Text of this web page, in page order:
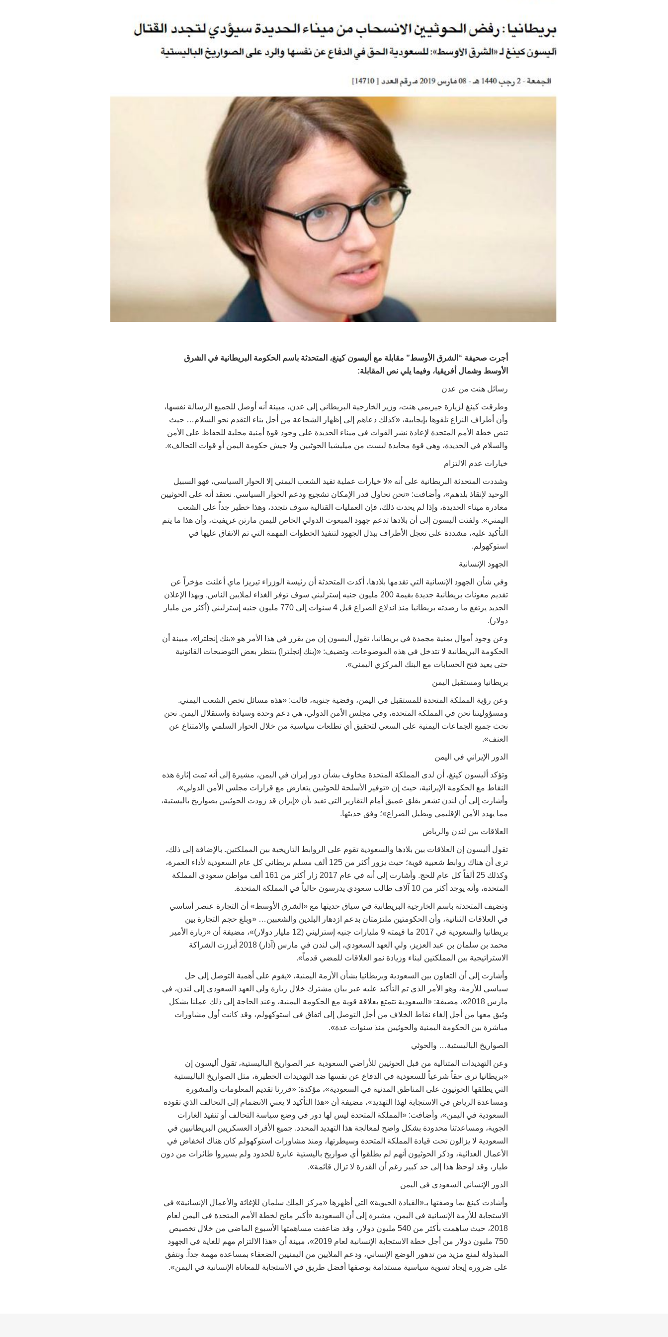
أجرت صحيفة “الشرق الأوسط” مقابلة مع أليسون كينغ، المتحدثة باسم الحكومة البريطانية في الشرق
الأوسط وشمال أفريقيا، وفيما يلي نص المقابلة:
رسائل هنت من عدن
وطرقت كينغ لزيارة جيريمي هنت، وزير الخارجية البريطاني إلى عدن، مبينة أنه أوصل للجميع الرسالة نفسها،
وأن أطراف النزاع تلقوها بإيجابية، «كذلك دعاهم إلى إظهار الشجاعة من أجل بناء التقدم نحو السلام… حيث
تنص خطة الأمم المتحدة لإعادة نشر القوات في ميناء الحديدة على وجود قوة أمنية محلية للحفاظ على الأمن
والسلام في الحديدة، وهي قوة محايدة ليست من ميليشيا الحوثيين ولا جيش حكومة اليمن أو قوات التحالف».
خيارات عدم الالتزام
وشددت المتحدثة البريطانية على أنه «لا خيارات عملية تفيد الشعب اليمني إلا الحوار السياسي، فهو السبيل
الوحيد لإنقاذ بلدهم»، وأضافت: «نحن نحاول قدر الإمكان تشجيع ودعم الحوار السياسي. نعتقد أنه على الحوثيين
مغادرة ميناء الحديدة، وإذا لم يحدث ذلك، فإن العمليات القتالية سوف تتجدد، وهذا خطير جداً على الشعب
اليمني». ولفتت أليسون إلى أن بلادها تدعم جهود المبعوث الدولي الخاص لليمن مارتن غريفيث، وأن هذا ما يتم
التأكيد عليه، مشددة على تعجل الأطراف ببذل الجهود لتنفيذ الخطوات المهمة التي تم الاتفاق عليها في
استوكهولم.
الجهود الإنسانية
وفي شأن الجهود الإنسانية التي تقدمها بلادها، أكدت المتحدثة أن رئيسة الوزراء تيريزا ماي أعلنت مؤخراً عن
تقديم معونات بريطانية جديدة بقيمة 200 مليون جنيه إسترليني سوف توفر الغذاء لملايين الناس. وبهذا الإعلان
الجديد يرتفع ما رصدته بريطانيا منذ اندلاع الصراع قبل 4 سنوات إلى 770 مليون جنيه إسترليني (أكثر من مليار
دولار).
وعن وجود أموال يمنية مجمدة في بريطانيا، تقول أليسون إن من يقرر في هذا الأمر هو «بنك إنجلترا»، مبينة أن
الحكومة البريطانية لا تتدخل في هذه الموضوعات. وتضيف: «(بنك إنجلترا) ينتظر بعض التوضيحات القانونية
حتى يعيد فتح الحسابات مع البنك المركزي اليمني».
بريطانيا ومستقبل اليمن
وعن رؤية المملكة المتحدة للمستقبل في اليمن، وقضية جنوبه، قالت: «هذه مسائل تخص الشعب اليمني.
ومسؤوليتنا نحن في المملكة المتحدة، وفي مجلس الأمن الدولي، هي دعم وحدة وسيادة واستقلال اليمن. نحن
نحث جميع الجماعات اليمنية على السعي لتحقيق أي تطلعات سياسية من خلال الحوار السلمي والامتناع عن
العنف».
الدور الإيراني في اليمن
وتؤكد أليسون كينغ، أن لدى المملكة المتحدة مخاوف بشأن دور إيران في اليمن، مشيرة إلى أنه تمت إثارة هذه
النقاط مع الحكومة الإيرانية، حيث إن «توفير الأسلحة للحوثيين يتعارض مع قرارات مجلس الأمن الدولي»،
وأشارت إلى أن لندن تشعر بقلق عميق أمام التقارير التي تفيد بأن «إيران قد زودت الحوثيين بصواريخ باليستية،
مما يهدد الأمن الإقليمي ويطيل الصراع»؛ وفق حديثها.
العلاقات بين لندن والرياض
تقول أليسون إن العلاقات بين بلادها والسعودية تقوم على الروابط التاريخية بين المملكتين. بالإضافة إلى ذلك،
ترى أن هناك روابط شعبية قوية؛ حيث يزور أكثر من 125 ألف مسلم بريطاني كل عام السعودية لأداء العمرة،
وكذلك 25 ألفاً كل عام للحج. وأشارت إلى أنه في عام 2017 زار أكثر من 161 ألف مواطن سعودي المملكة
المتحدة، وأنه يوجد أكثر من 10 آلاف طالب سعودي يدرسون حالياً في المملكة المتحدة.
وتضيف المتحدثة باسم الخارجية البريطانية في سياق حديثها مع «الشرق الأوسط» أن التجارة عنصر أساسي
في العلاقات الثنائية، وأن الحكومتين ملتزمتان بدعم ازدهار البلدين والشعبين… «وبلغ حجم التجارة بين
بريطانيا والسعودية في 2017 ما قيمته 9 مليارات جنيه إسترليني (12 مليار دولار)»، مضيفة أن «زيارة الأمير
محمد بن سلمان بن عبد العزيز، ولي العهد السعودي، إلى لندن في مارس (آذار) 2018 أبرزت الشراكة
الاستراتيجية بين المملكتين لبناء وزيادة نمو العلاقات للمضي قدماً».
وأشارت إلى أن التعاون بين السعودية وبريطانيا بشأن الأزمة اليمنية، «يقوم على أهمية التوصل إلى حل
سياسي للأزمة، وهو الأمر الذي تم التأكيد عليه عبر بيان مشترك خلال زيارة ولي العهد السعودي إلى لندن، في
مارس 2018»، مضيفة: «السعودية تتمتع بعلاقة قوية مع الحكومة اليمنية، وعند الحاجة إلى ذلك عملنا بشكل
وثيق معها من أجل إلغاء نقاط الخلاف من أجل التوصل إلى اتفاق في استوكهولم، وقد كانت أول مشاورات
مباشرة بين الحكومة اليمنية والحوثيين منذ سنوات عدة».
الصواريخ الباليستية… والحوثي
وعن التهديدات المتتالية من قبل الحوثيين للأراضي السعودية عبر الصواريخ الباليستية، تقول أليسون إن
«بريطانيا ترى حقاً شرعياً للسعودية في الدفاع عن نفسها ضد التهديدات الخطيرة، مثل الصواريخ الباليستية
التي يطلقها الحوثيون على المناطق المدنية في السعودية»، مؤكدة: «قررنا تقديم المعلومات والمشورة
ومساعدة الرياض في الاستجابة لهذا التهديد»، مضيفة أن «هذا التأكيد لا يعني الانضمام إلى التحالف الذي تقوده
السعودية في اليمن»، وأضافت: «المملكة المتحدة ليس لها دور في وضع سياسة التحالف أو تنفيذ الغارات
الجوية، ومساعدتنا محدودة بشكل واضح لمعالجة هذا التهديد المحدد. جميع الأفراد العسكريين البريطانيين في
السعودية لا يزالون تحت قيادة المملكة المتحدة وسيطرتها، ومنذ مشاورات استوكهولم كان هناك انخفاض في
الأعمال العدائية، وذكر الحوثيون أنهم لم يطلقوا أي صواريخ باليستية عابرة للحدود ولم يسيروا طائرات من دون
طيار، وقد لوحظ هذا إلى حد كبير رغم أن القدرة لا تزال قائمة».
الدور الإنساني السعودي في اليمن
وأشادت كينغ بما وصفتها بـ«القيادة الحيوية» التي أظهرها «مركز الملك سلمان للإغاثة والأعمال الإنسانية» في
الاستجابة للأزمة الإنسانية في اليمن، مشيرة إلى أن السعودية «أكبر مانح لخطة الأمم المتحدة في اليمن لعام
2018، حيث ساهمت بأكثر من 540 مليون دولار، وقد ضاعفت مساهمتها الأسبوع الماضي من خلال تخصيص
750 مليون دولار من أجل خطة الاستجابة الإنسانية لعام 2019»، مبينة أن «هذا الالتزام مهم للغاية في الجهود
المبذولة لمنع مزيد من تدهور الوضع الإنساني، ودعم الملايين من اليمنيين الضعفاء بمساعدة مهمة جداً. ونتفق
على ضرورة إيجاد تسوية سياسية مستدامة بوصفها أفضل طريق في الاستجابة للمعاناة الإنسانية في اليمن».